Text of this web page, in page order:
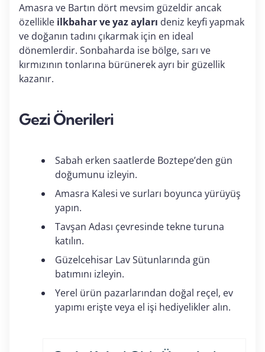
Amasra ve Bartın dört mevsim güzeldir ancak
özellikle ilkbahar ve yaz ayları deniz keyfi yapmak
ve doğanın tadını çıkarmak için en ideal
dönemlerdir. Sonbaharda ise bölge, sarı ve
kırmızının tonlarına bürünerek ayrı bir güzellik
kazanır.
Gezi Önerileri
Sabah erken saatlerde Boztepe’den gün
doğumunu izleyin.
Amasra Kalesi ve surları boyunca yürüyüş
yapın.
Tavşan Adası çevresinde tekne turuna
katılın.
Güzelcehisar Lav Sütunlarında gün
batımını izleyin.
Yerel ürün pazarlarından doğal reçel, ev
yapımı erişte veya el işi hediyelikler alın.